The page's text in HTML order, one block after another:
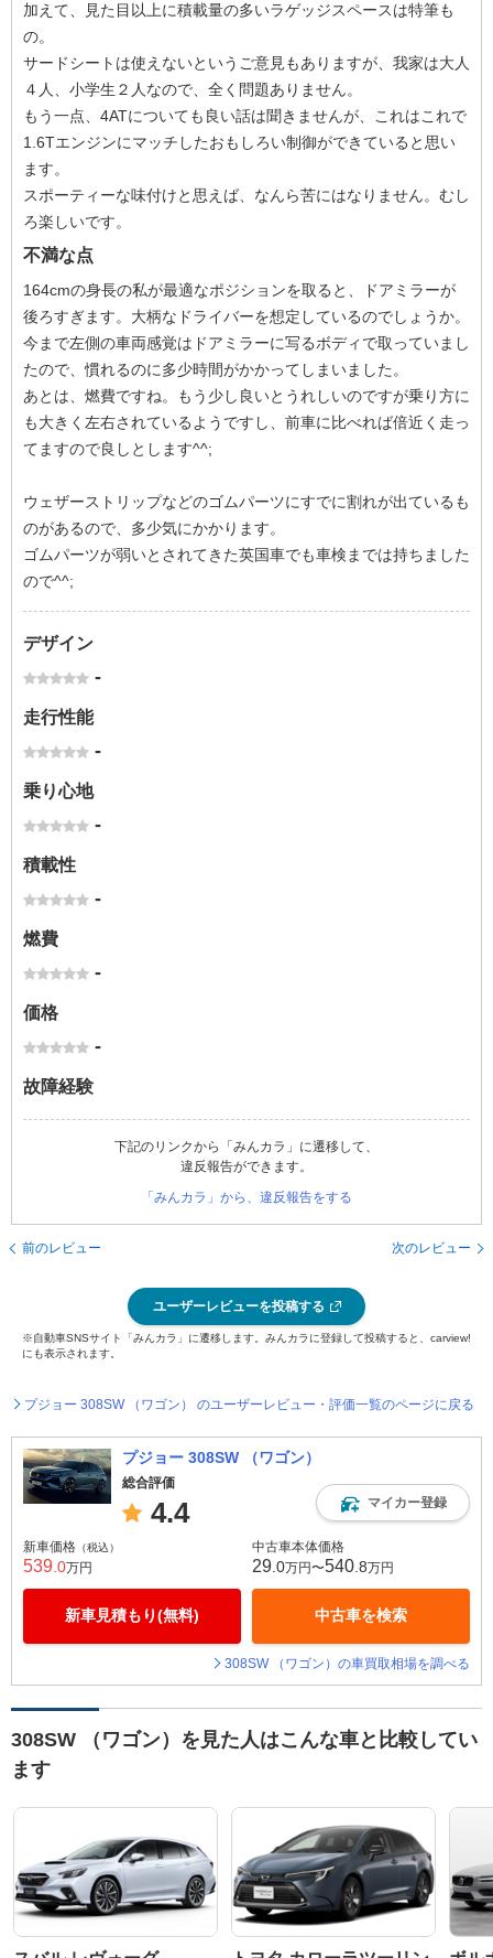
加えて、見た目以上に積載量の多いラゲッジスペースは特筆も
の。
サードシートは使えないというご意見もありますが、我家は大人
４人、小学生２人なので、全く問題ありません。
もう一点、4ATについても良い話は聞きませんが、これはこれで
1.6Tエンジンにマッチしたおもしろい制御ができていると思い
ます。
スポーティーな味付けと思えば、なんら苦にはなりません。むし
ろ楽しいです。
不満な点
164cmの身長の私が最適なポジションを取ると、ドアミラーが
後ろすぎます。大柄なドライバーを想定しているのでしょうか。
今まで左側の車両感覚はドアミラーに写るボディで取っていまし
たので、慣れるのに多少時間がかかってしまいました。
あとは、燃費ですね。もう少し良いとうれしいのですが乗り方に
も大きく左右されているようですし、前車に比べれば倍近く走っ
てますので良しとします^^;
ウェザーストリップなどのゴムパーツにすでに割れが出ているも
のがあるので、多少気にかかります。
ゴムパーツが弱いとされてきた英国車でも車検までは持ちました
ので^^;
デザイン
-
走行性能
-
乗り心地
-
積載性
-
燃費
-
価格
-
故障経験
下記のリンクから「みんカラ」に遷移して、
違反報告ができます。
「みんカラ」から、違反報告をする
前のレビュー 次のレビュー
ユーザーレビューを投稿する
※自動車SNSサイト「みんカラ」に遷移します。みんカラに登録して投稿すると、carview!
にも表示されます。
プジョー 308SW （ワゴン） のユーザーレビュー・評価一覧のページに戻る
プジョー 308SW （ワゴン）
総合評価
4.4 マイカー登録
新車価格 （税込）
539 .0万円
新車見積もり(無料)
中古車本体価格
29 .0万円〜540 .8万円
中古車を検索
308SW （ワゴン）の車買取相場を調べる
308SW （ワゴン）を見た人はこんな車と比較してい
ます